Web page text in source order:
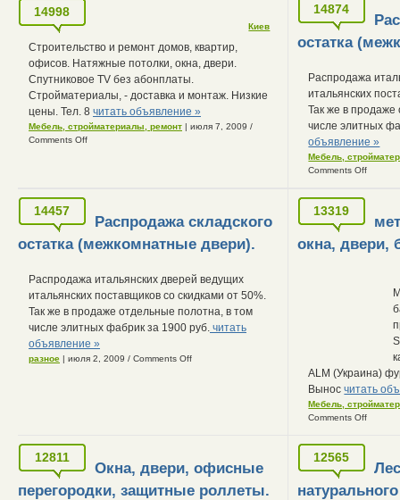
14998
Киев
Строительство и ремонт домов, квартир,
офисов. Натяжные потолки, окна, двери.
Спутниковое TV без абонплаты.
Стройматериалы, - доставка и монтаж. Низкие
цены. Тел. 8 читать объявление »
Мебель, стройматериалы, ремонт | июля 7, 2009 /
Comments Off
14874
остатка
Распродажа
итальянских
Так же в
числе элитных
объявление »
Мебель,
Comments Off
14457
Распродажа складского
остатка (межкомнатные двери).
Распродажа итальянских дверей ведущих
итальянских поставщиков со скидками от 50%.
Так же в продаже отдельные полотна, в том
числе элитных фабрик за 1900 руб. читать
объявление »
разное | июля 2, 2009 / Comments Off
13319
окна, двери,
ALM (Украина)
Выносчитать
Мебель,
Comments Off
12811
Окна, двери, офисные
перегородки, защитные роллеты.
12565